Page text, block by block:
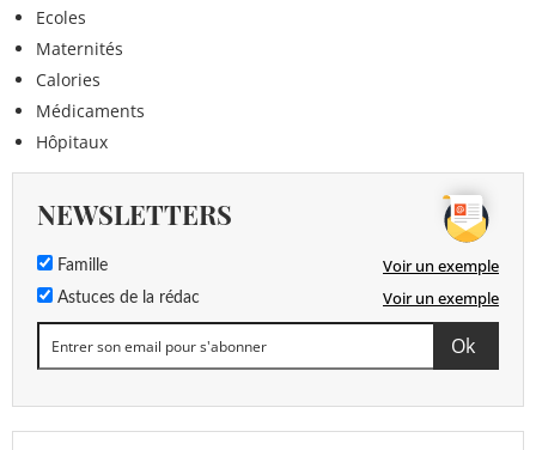
Ecoles
Maternités
Calories
Médicaments
Hôpitaux
NEWSLETTERS
Famille Voir un exemple
Astuces de la rédac Voir un exemple